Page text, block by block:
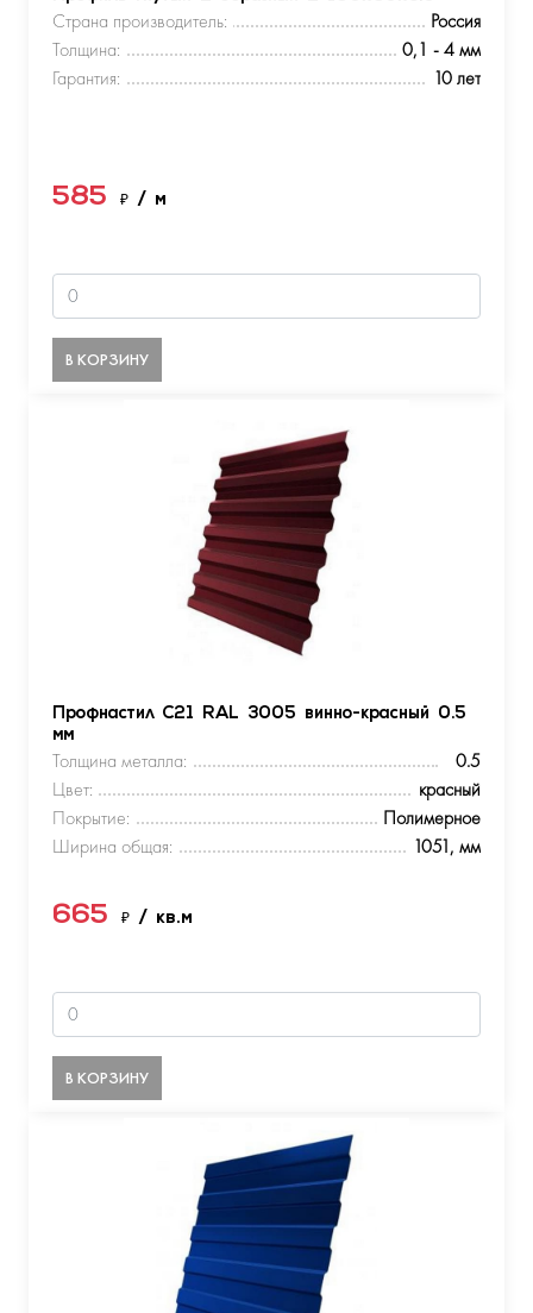
Страна производитель:
Россия
Толщина:
0,1 - 4 мм
Гарантия:
10 лет
585 ₽ / м
В КОРЗИНУ
Профнастил С21 RAL 3005 винно-красный 0.5
мм
Толщина металла:
0.5
Цвет:
красный
Покрытие:
Полимерное
Ширина общая:
1051, мм
665 ₽ / кв.м
В КОРЗИНУ